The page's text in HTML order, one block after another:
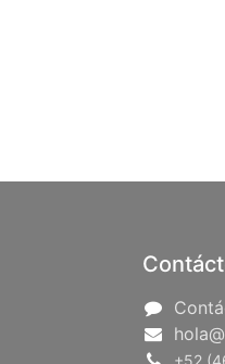
+52